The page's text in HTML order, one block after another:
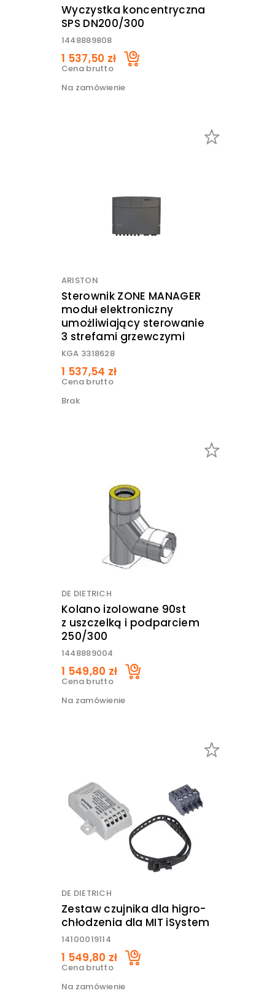
Wyczystka koncentryczna
SPS DN200/300
1448889808
1 537,50 zł
Cena brutto
Na zamówienie
ARISTON
Sterownik ZONE MANAGER
moduł elektroniczny
umożliwiający sterowanie
3 strefami grzewczymi
KGA 3318628
1 537,54 zł
Cena brutto
Brak
DE DIETRICH
Kolano izolowane 90st
z uszczelką i podparciem
250/300
1448889004
1 549,80 zł
Cena brutto
Na zamówienie
DE DIETRICH
Zestaw czujnika dla higro-
chłodzenia dla MIT iSystem
14100019114
1 549,80 zł
Cena brutto
Na zamówienie